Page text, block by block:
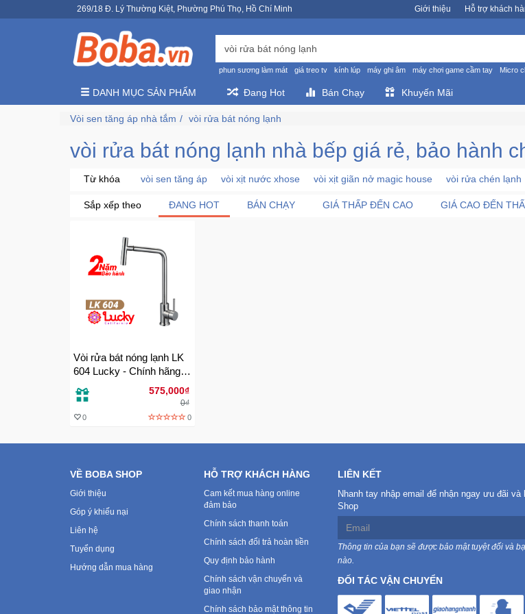
269/18 Đ. Lý Thường Kiệt, Phường Phú Thọ, Hồ Chí Minh Giới thiệu Hỗ trợ khách
phun sương làm mát giá treo tv kính lúp máy ghi âm máy chơi game cầm tay Micro
DANH MỤC SẢN PHẨM Đang Hot Bán Chạy Khuyến Mãi
Vòi sen tăng áp nhà tắm vòi rửa bát nóng lạnh
vòi rửa bát nóng lạnh nhà bếp giá rẻ, bảo hành
Từ khóa vòi sen tăng áp vòi xịt nước xhose vòi xịt giãn nở magic house vòi rửa chén lạnh
Sắp xếp theo ĐANG HOT BÁN CHẠY GIÁ THẤP ĐẾN CAO GIÁ CAO ĐẾN
Vòi rửa bát nóng lạnh LK
604 Lucky - Chính hãng
bảo hành 24 tháng575,000₫
0₫
0 0
VỀ BOBA SHOP
Giới thiệu
Góp ý khiếu nại
Liên hệ
Tuyển dụng
Hướng dẫn mua hàng
HỖ TRỢ KHÁCH HÀNG
Cam kết mua hàng online
đảm bảo
Chính sách thanh toán
Chính sách đổi trả hoàn tiền
Quy định bảo hành
Chính sách vận chuyển và
giao nhận
Chính sách bảo mật thông tin
LIÊN KẾT
Nhanh tay nhập email để nhận ngay ưu đãi
Shop
Thông tin của bạn sẽ được bảo mật tuyệt đối và
nào.
ĐỐI TÁC VẬN CHUYỂN